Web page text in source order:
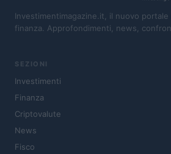
Investimentimagazine.it, il nuovo portale
finanza. Approfondimenti, news,
SEZIONI
Investimenti
Finanza
Criptovalute
News
Fisco